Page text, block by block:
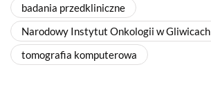
badania przedkliniczne
Narodowy Instytut Onkologii w Gliwicach
tomografia komputerowa